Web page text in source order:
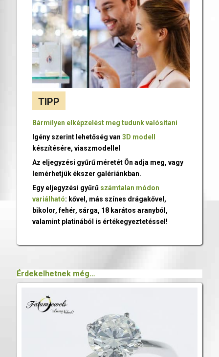
TIPP
Bármilyen elképzelést meg tudunk valósítani
Igény szerint lehetőség van 3D modell
készítésére, viaszmodellel
Az eljegyzési gyűrű méretét Ön adja meg, vagy
lemérhetjük ékszer galériánkban.
Egy eljegyzési gyűrű számtalan módon
variálható: kővel, más színes drágakővel,
bikolor, fehér, sárga, 18 karátos aranyból,
valamint platinából is értékegyeztetéssel!
Érdekelhetnek még…